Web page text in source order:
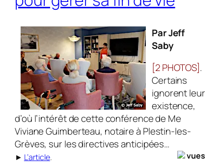
Par Jeff
Saby
[2 PHOTOS].
Certains
ignorent leur
exis­tence,
d’où l’intérêt de cette conférence de Me
Viviane Guimberteau, notaire à Plestin-les-
Grèves, sur les directives anticipées…
► L’article. vues